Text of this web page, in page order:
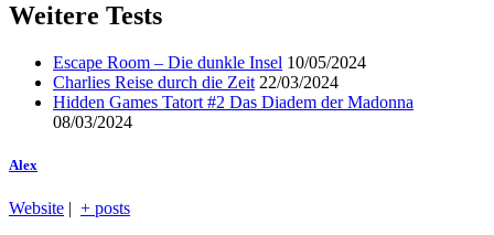
Weitere Tests
Escape Room – Die dunkle Insel 10/05/2024
Charlies Reise durch die Zeit 22/03/2024
Hidden Games Tatort #2 Das Diadem der Madonna
08/03/2024
Alex
Website | + posts